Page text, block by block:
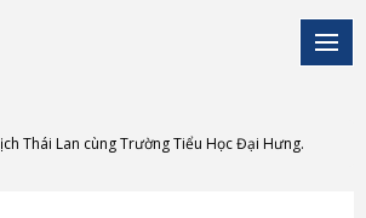
Thái Lan cùng Trường Tiểu Học Đại Hưng.